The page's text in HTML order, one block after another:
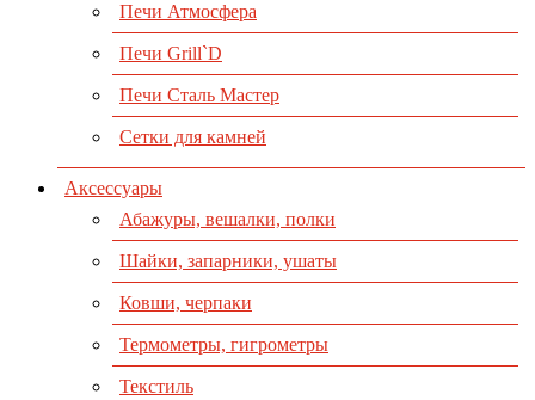
Печи Атмосфера
Печи Grill`D
Печи Сталь Мастер
Сетки для камней
Аксессуары
Абажуры, вешалки, полки
Шайки, запарники, ушаты
Ковши, черпаки
Термометры, гигрометры
Текстиль